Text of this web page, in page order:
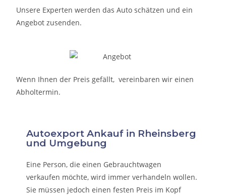
Unsere Experten werden das Auto schätzen und ein
Angebot zusenden.
Wenn Ihnen der Preis gefällt, vereinbaren wir einen
Abholtermin.
Autoexport Ankauf in Rheinsberg
und Umgebung
Eine Person, die einen Gebrauchtwagen
verkaufen möchte, wird immer verhandeln wollen.
Sie müssen jedoch einen festen Preis im Kopf